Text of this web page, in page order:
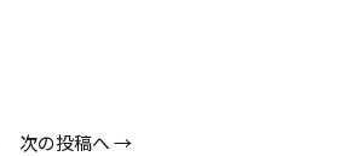
次の投稿へ →